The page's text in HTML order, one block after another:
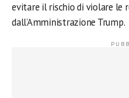
evitare il rischio di violare le
dall’Amministrazione Trump.